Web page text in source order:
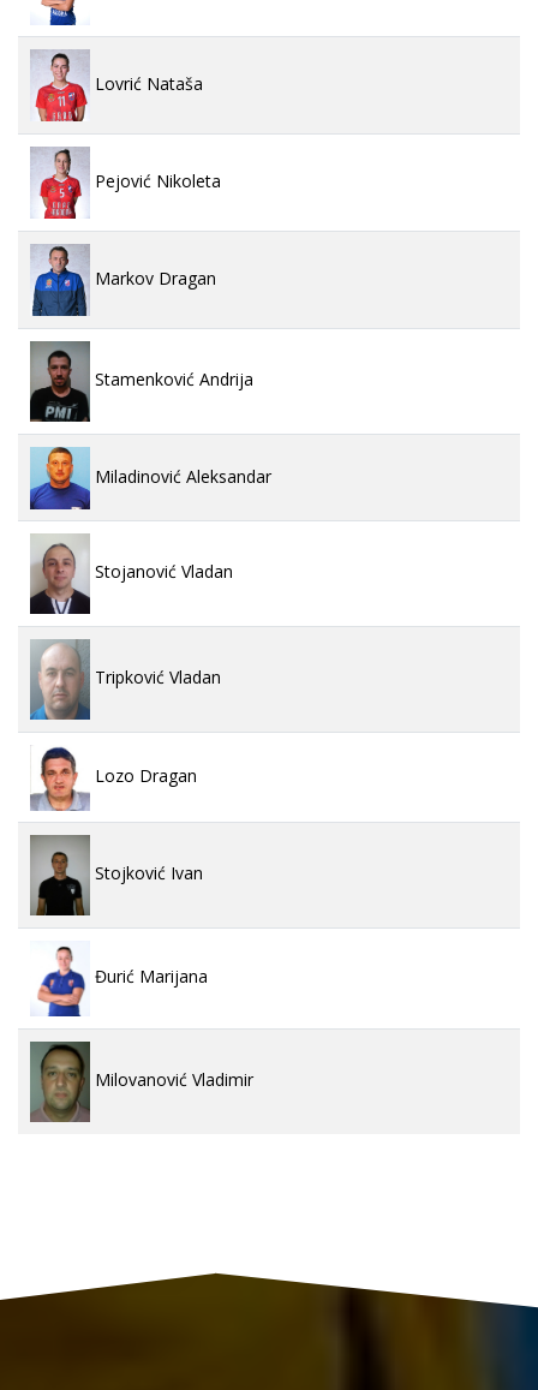
Lovrić Nataša
Pejović Nikoleta
Markov Dragan
Stamenković Andrija
Miladinović Aleksandar
Stojanović Vladan
Tripković Vladan
Lozo Dragan
Stojković Ivan
Đurić Marijana
Milovanović Vladimir